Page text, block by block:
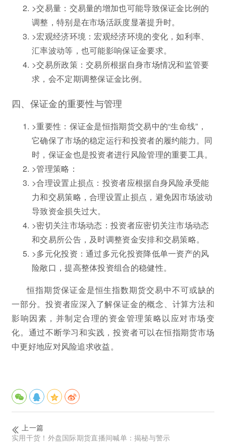
>交易量：交易量的增加也可能导致保证金比例的
调整，特别是在市场活跃度显著提升时。
>宏观经济环境：宏观经济环境的变化，如利率、
汇率波动等，也可能影响保证金要求。
>交易所政策：交易所根据自身市场情况和监管要
求，会不定期调整保证金比例。
四、保证金的重要性与管理
>重要性：保证金是恒指期货交易中的“生命线”，
它确保了市场的稳定运行和投资者的履约能力。同
时，保证金也是投资者进行风险管理的重要工具。
>管理策略：
>合理设置止损点：投资者应根据自身风险承受能
力和交易策略，合理设置止损点，避免因市场波动
导致资金损失过大。
>密切关注市场动态：投资者应密切关注市场动态
和交易所公告，及时调整资金安排和交易策略。
>多元化投资：通过多元化投资降低单一资产的风
险敞口，提高整体投资组合的稳健性。
恒指期货保证金是恒生指数期货交易中不可或缺的
一部分。投资者应深入了解保证金的概念、计算方法和
影响因素，并制定合理的资金管理策略以应对市场变
化。通过不断学习和实践，投资者可以在恒指期货市场
中更好地应对风险追求收益。
上一篇
实用干货！外盘国际期货直播间喊单：揭秘与警示